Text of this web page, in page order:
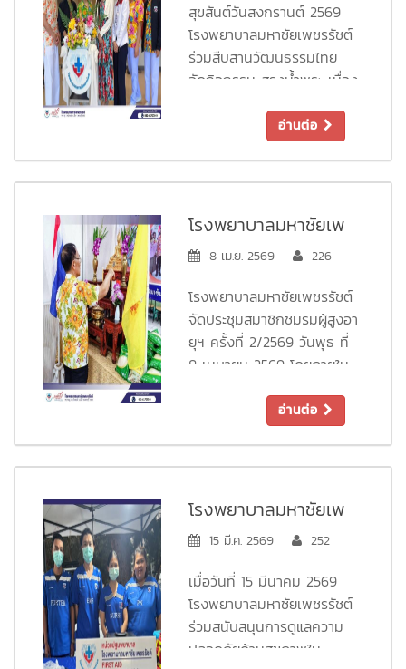
แข่งขัน ให้ทุกคนได้ร่วมเชียร์
และแข่งขันอย่างมั่นใจ
ปลอดภัยในทุกช่วงเวลา โรง
ห่วงใย ใส่ใจในสุขภาพ
สุขสันต์วันสงกรานต์ 2569
โรงพยาบาลมหาชัยเพชรรัชต์
ร่วมสืบสานวัฒนธรรมไทย
จัดกิจกรรม สรงน้ำพระ เนื่อง
ความเป็นสิริมงคล และ
ต้อนรับปีใหม่ไทยอย่างอบอุ่น
และมีความสุขตลอดช่วง
เทศกาลนะคะ ขอบคุณที่ไว้
วางใจให้เราดูแลสุขภาพของ
อ่านต่อ
โรงพยาบาลมหาชัยเพ
ชรรัชต์ จัดประชุม
สมาชิกชมรมผู้สูงอายุฯ
ครั้งที่ 2/2569
8 เม.ย. 2569 226
โรงพยาบาลมหาชัยเพชรรัชต์
จัดประชุมสมาชิกชมรมผู้สูงอา
ยุฯ ครั้งที่ 2/2569 วันพุธ ที่
8 เมษายน 2569 โดยภายใน
สุขภาพเบื้องต้นให้แก่ผู้เข้า
ร่วมกิจกรรม มีกิจกรรมการ
อวยพรวันเกิด กิจกรรม
สันทนาการจากผู้สูงอายุ
ประกวดแต่งชุดสวยงามวัน
สงกรานต์ และกิจกรรมแลก
ของขวัญ เป็นบรรยากาศที่
อบอุ่น สนุกสนาน สร้างความ
ประทับใจแก่ผู้เข้าร่วมกิจกรรม
อ่านต่อ
โรงพยาบาลมหาชัยเพ
ชรรัชต์ ร่วมสนับสนุน
การดูแลความปลอดภัย
ด้านสุขภาพในกิจกรรม
“หาดชะอำบิกินีบีชรัน
2026”
15 มี.ค. 2569 252
เมื่อวันที่ 15 มีนาคม 2569
โรงพยาบาลมหาชัยเพชรรัชต์
ร่วมสนับสนุนการดูแลความ
ปลอดภัยด้านสุขภาพใน